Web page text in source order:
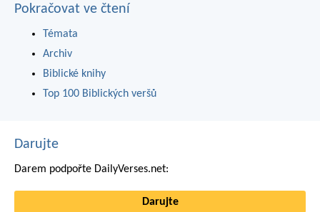
Pokračovat ve čtení
Témata
Archiv
Biblické knihy
Top 100 Biblických veršů
Darujte
Darem podpořte DailyVerses.net:
Darujte